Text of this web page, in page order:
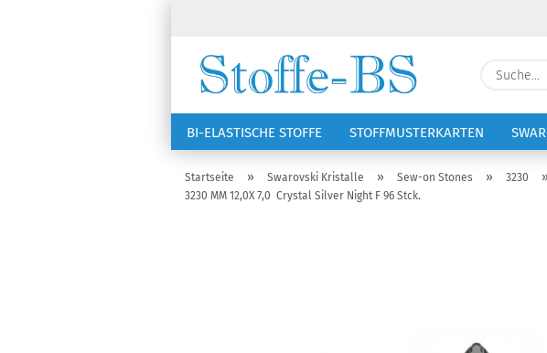
BI-ELASTISCHE STOFFE STOFFMUSTERKARTEN
NÄHZUBEHÖR RSG KAPPEN VOLTIGIERANZÜGE
Startseite » Swarovski Kristalle » Sew-on Stones » 3230 »
3230 MM 12,0X 7,0 Crystal Silver Night F 96 Stck.